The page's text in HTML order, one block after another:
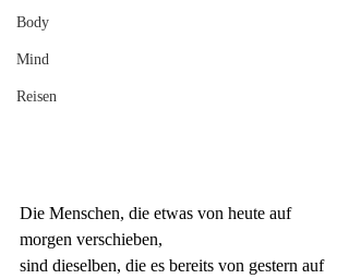
Body
Mind
Reisen
Die Menschen, die etwas von heute auf
morgen verschieben,
sind dieselben, die es bereits von gestern auf